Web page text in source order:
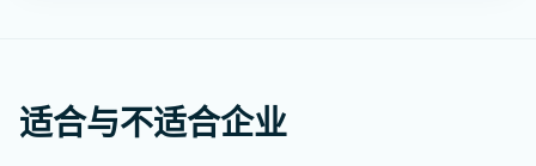
适合与不适合企业